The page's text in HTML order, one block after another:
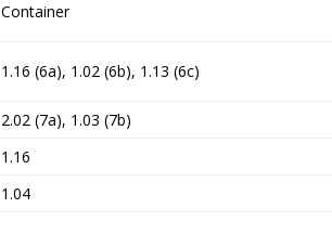
Container
1.16 (6a), 1.02 (6b), 1.13 (6c)
2.02 (7a), 1.03 (7b)
1.16
1.04